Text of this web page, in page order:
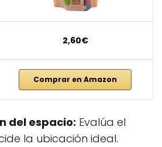
2,60€
Comprar en Amazon
del espacio: Evalúa el
la ubicación ideal.